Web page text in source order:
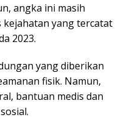
angka ini masih
kejahatan yang tercatat
2023.
yang diberikan
fisik. Namun,
bantuan medis dan